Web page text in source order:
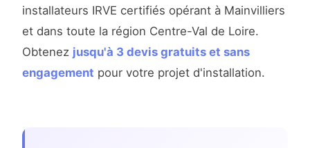
installateurs IRVE certifiés opérant à Mainvilliers
et dans toute la région Centre-Val de Loire.
Obtenez jusqu'à 3 devis gratuits et sans
engagement pour votre projet d'installation.